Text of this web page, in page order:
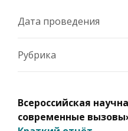
Дата проведения
Рубрика
Всероссийская
современные